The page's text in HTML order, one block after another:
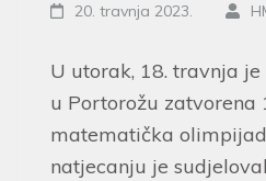
20. travnja 2023.
U utorak, 18. travnja
u Portorožu zatvorena
matematička
natjecanju je